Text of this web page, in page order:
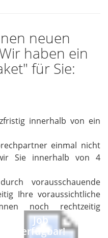
Job
verfügbar!
neuen
haben ein
für Sie:
innerhalb von ein
einmal nicht
Sie innerhalb von 4
vorausschauende
Ihre voraussichtliche
noch rechtzeitig